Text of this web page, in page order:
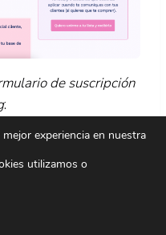
de suscripción
:
experiencia en nuestra
utilizamos o
el banner de cookies RGPD